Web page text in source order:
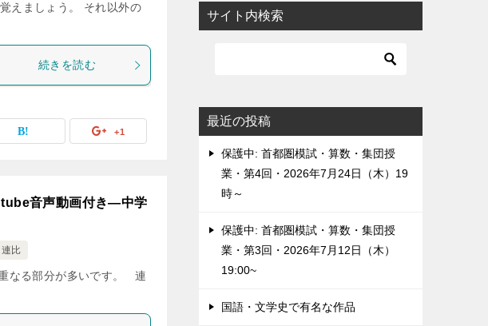
えましょう。 それ以外の
続きを読む
+1
音声動画付き―中学
連比
なる部分が多いです。 連
サイト内検索
最近の投稿
保護中: 首都圏模試・算数・集団授
業・第4回・2026年7月24日（木）19
時～
保護中: 首都圏模試・算数・集団授
業・第3回・2026年7月12日（木）
19:00~
国語・文学史で有名な作品